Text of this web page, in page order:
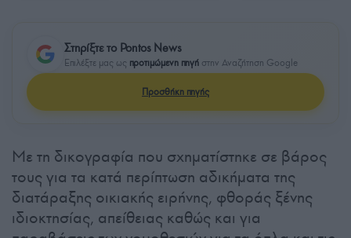
Στηρίξτε το Pontos News
Επιλέξτε μας ως προτιμώμενη πηγή στην Αναζήτηση Google
Προσθήκη πηγής
Με τη δικογραφία που σχηματίστηκε σε βάρος
τους για τα κατά περίπτωση αδικήματα της
διατάραξης οικιακής ειρήνης, φθοράς ξένης
ιδιοκτησίας, απείθειας καθώς και για